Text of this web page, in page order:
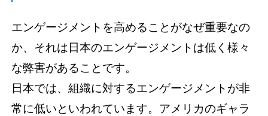
エンゲージメントを高めることがなぜ重要なの
か、それは日本のエンゲージメントは低く様々
な弊害があることです。
日本では、組織に対するエンゲージメントが非
常に低いといわれています。アメリカのギャラ